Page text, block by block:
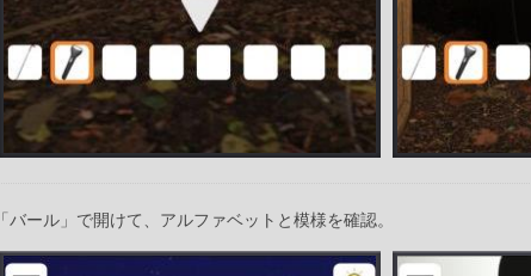
「バール」で開けて、アルファベットと模様を確認。